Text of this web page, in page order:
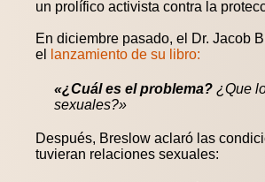
un prolífico activista contra la
En diciembre pasado, el Dr. Jacob
el
lanzamiento de su libro:
«¿Cuál es el problema?¿Que
sexuales?»
Después, Breslow aclaró las
tuvieran relaciones sexuales: